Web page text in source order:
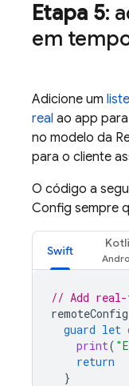
Etapa 5:
em
Adicione um
real ao app
no modelo da
para o cliente
O código a
Config sempre
Swift
// Add real-
remoteConfig
guard let
print(
return
}